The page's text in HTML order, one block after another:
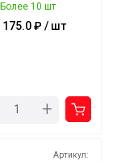
Более 10 шт
175.0 ₽ / шт
+
Артикул: